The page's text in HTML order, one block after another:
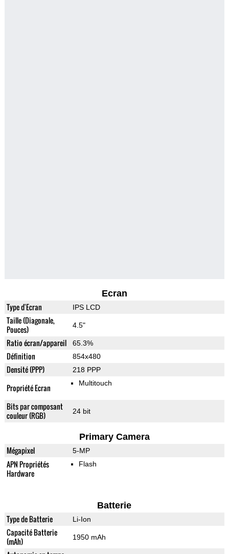
Ecran
Type d'Ecran IPS LCD
Taille (Diagonale,
Pouces)
4.5"
Ratio écran/appareil 65.3%
Définition 854x480
Densité (PPP) 218 PPP
Propriété Ecran Multitouch
Bits par composant
couleur (RGB)
24 bit
Primary Camera
Mégapixel 5-MP
APN Propriétés
Hardware
Flash
Batterie
Type de Batterie Li-Ion
Capacité Batterie
(mAh)
1950 mAh